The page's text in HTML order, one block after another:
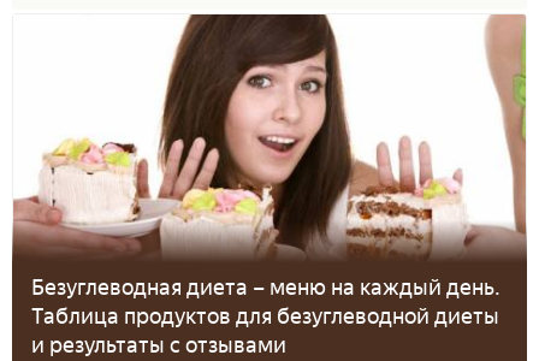
Безуглеводная диета – меню на каждый день.
Таблица продуктов для безуглеводной диеты
и результаты с отзывами